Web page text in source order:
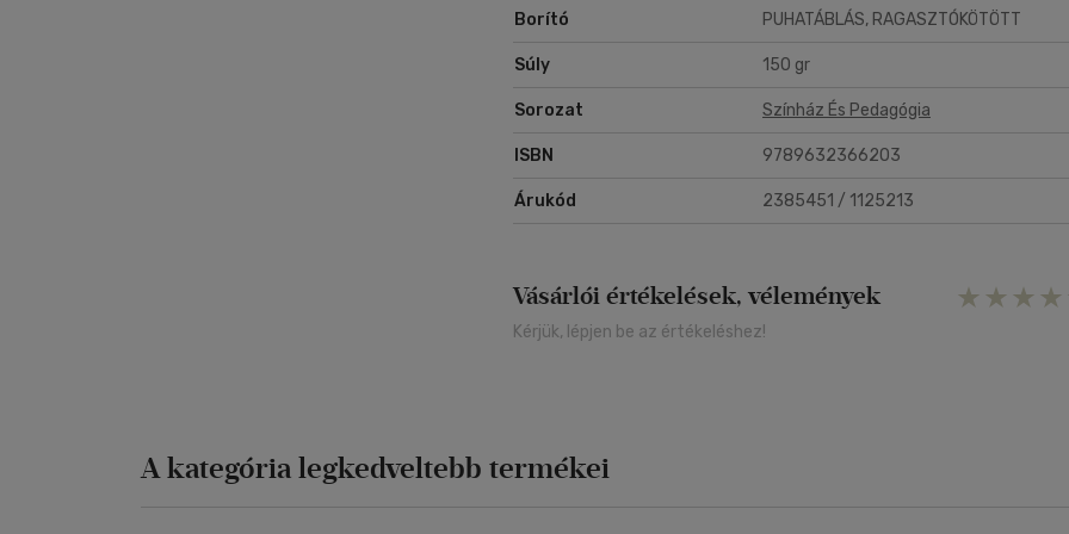
Borító PUHATÁBLÁS, RAGASZTÓKÖTÖTT
Súly 150 gr
Sorozat Színház És Pedagógia
ISBN 9789632366203
Árukód 2385451 / 1125213
Vásárlói értékelések, vélemények
Kérjük, lépjen be az értékeléshez!
A kategória legkedveltebb termékei